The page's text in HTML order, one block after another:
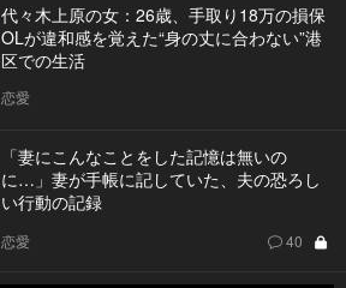
代々木上原の女：26歳、手取り18万の損保
OLが違和感を覚えた“身の丈に合わない”港
区での生活
恋愛
「妻にこんなことをした記憶は無いの
に…」妻が手帳に記していた、夫の恐ろし
い行動の記録
恋愛 40